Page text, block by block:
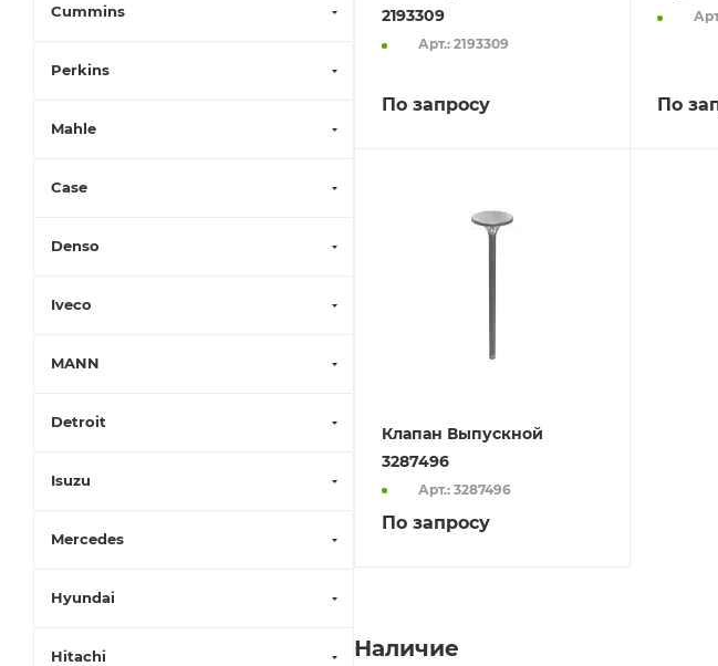
2193309
Арт.: 2193309
По запросу По
Клапан Выпускной
3287496
Арт.: 3287496
По запросу
Наличие
Cummins
Perkins
Mahle
Case
Denso
Iveco
MANN
Detroit
Isuzu
Mercedes
Hyundai
Hitachi